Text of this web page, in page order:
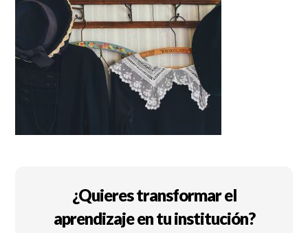
¿Quieres transformar el
aprendizaje en tu institución?